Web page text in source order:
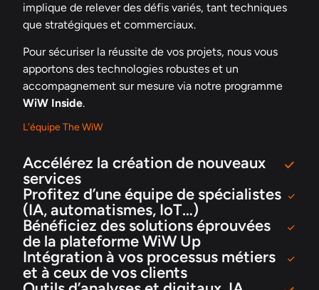
implique de relever des défis variés, tant techniques
que stratégiques et commerciaux.
Pour sécuriser la réussite de vos projets, nous vous
apportons des technologies robustes et un
accompagnement sur mesure via notre programme
WiW Inside.
L'équipe The WiW
Accélérez la création de nouveaux
services
Profitez d’une équipe de spécialistes
(IA, automatismes, IoT…)
Bénéficiez des solutions éprouvées
de la plateforme WiW Up
Intégration à vos processus métiers
et à ceux de vos clients